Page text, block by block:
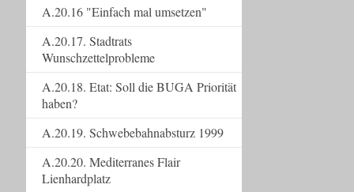
A.20.16 "Einfach mal umsetzen"
A.20.17. Stadtrats
Wunschzettelprobleme
A.20.18. Etat: Soll die BUGA Priorität
haben?
A.20.19. Schwebebahnabsturz 1999
A.20.20. Mediterranes Flair
Lienhardplatz